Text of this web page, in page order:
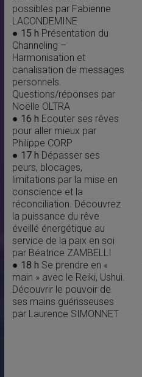
possibles par Fabienne
LACONDEMINE
● 15 h Présentation du
Channeling –
Harmonisation et
canalisation de messages
personnels.
Questions/réponses par
Noëlle OLTRA
● 16 h Ecouter ses rêves
pour aller mieux par
Philippe CORP
● 17 h Dépasser ses
peurs, blocages,
limitations par la mise en
conscience et la
réconciliation. Découvrez
la puissance du rêve
éveillé énergétique au
service de la paix en soi
par Béatrice ZAMBELLI
● 18 h Se prendre en «
main » avec le Reiki, Ushui.
Découvrir le pouvoir de
ses mains guérisseuses
par Laurence SIMONNET